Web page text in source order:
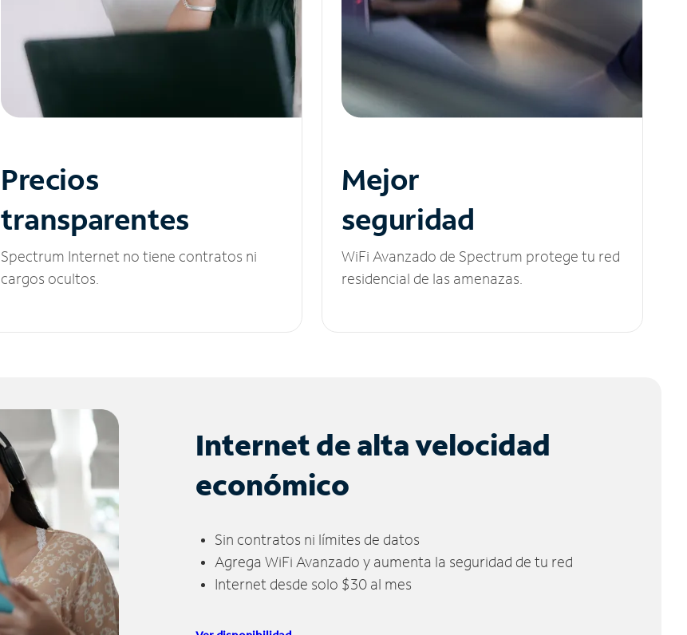
Precios
transparentes
Spectrum Internet no tiene contratos ni
cargos ocultos.
Mejor
seguridad
WiFi Avanzado de Spectrum protege tu red
residencial de las amenazas.
Internet de alta velocidad
económico
Sin contratos ni límites de datos
Agrega WiFi Avanzado y aumenta la seguridad de tu red
Internet desde solo $30 al mes